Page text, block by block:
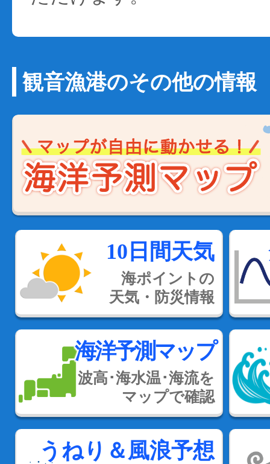
観音漁港のその他の情報
10日間天気
海ポイントの
天気・防災情報
海洋予測マップ
波高･海水温･海流を
マップで確認
うねり＆風浪予想